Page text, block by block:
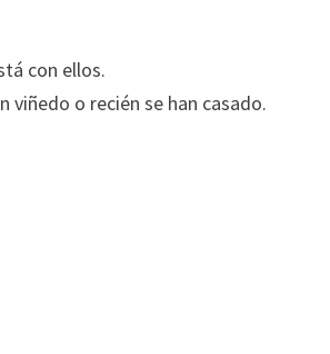
con ellos.
viñedo o recién se han casado.